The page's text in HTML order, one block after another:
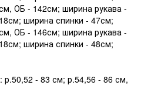
ОБ - 142см; ширина рукава -
ширина спинки - 47см;
ОБ - 146см; ширина рукава -
ширина спинки - 48см;
р.50,52 - 83 см; р.54,56 - 86 см,